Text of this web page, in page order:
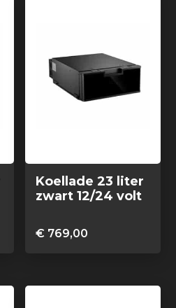
Koellade 23 liter
zwart 12/24 volt
€ 769,00